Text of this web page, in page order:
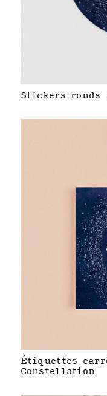
Stickers ronds
Étiquettes
Constellation